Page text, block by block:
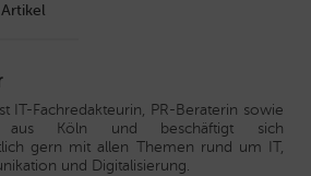
IT-Fachredakteurin, PR-Beraterin sowie
aus Köln und beschäftigt sich
gern mit allen Themen rund um IT,
und Digitalisierung.